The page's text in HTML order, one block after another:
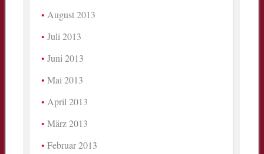
August 2013
Juli 2013
Juni 2013
Mai 2013
April 2013
März 2013
Februar 2013